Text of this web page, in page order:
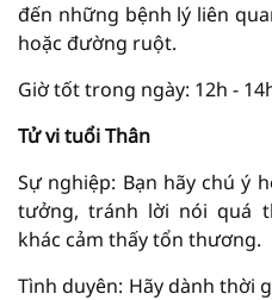
đến những bệnh lý liên
hoặc đường ruột.
Giờ tốt trong ngày: 12h -
Tử vi tuổi Thân
Sự nghiệp: Bạn hãy chú ý
tưởng, tránh lời nói quá
khác cảm thấy tổn thương.
Tình duyên: Hãy dành thời